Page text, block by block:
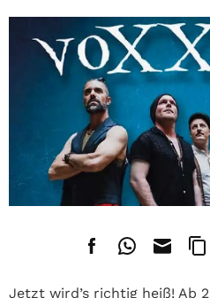
Jetzt wird’s richtig heiß! Ab